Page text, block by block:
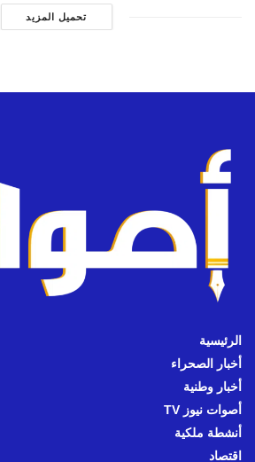
تحميل المزيد
الرئيسية
أخبار الصحراء
أخبار وطنية
أصوات نيوز TV
أنشطة ملكية
اقتصاد